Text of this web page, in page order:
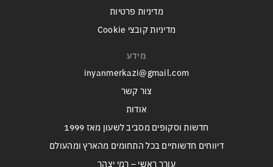
מדיניות פרטיות
מדיניות קובצי Cookie
מידע
inyanmerkazi@gmail.com
צור קשר
אודות
חדשות וסקופים מסביב לשעון מאז 1999
דיווחים חדשותיים בכל התחומים מהארץ ומהעולם
עורך ראשי – רמי יצהר